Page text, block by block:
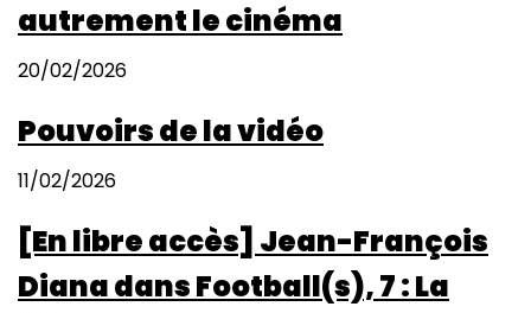
autrement le cinéma
20/02/2026
Pouvoirs de la vidéo
11/02/2026
[En libre accès] Jean-François
Diana dans Football(s), 7 : La